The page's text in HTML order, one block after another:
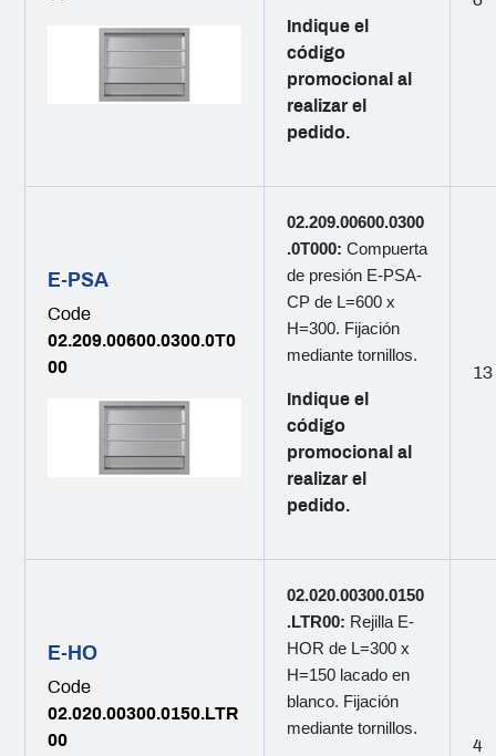
Indique el
código
promocional al
realizar el
pedido.
E-PSA
Code
02.209.00600.0300.0T0
00
02.209.00600.0300
.0T000: Compuerta
de presión E-PSA-
CP de L=600 x
H=300. Fijación
mediante tornillos.
Indique el
código
promocional al
realizar el
pedido.
13
E-HO
Code
02.020.00300.0150.LTR
00
02.020.00300.0150
.LTR00: Rejilla E-
HOR de L=300 x
H=150 lacado en
blanco. Fijación
mediante tornillos.
4